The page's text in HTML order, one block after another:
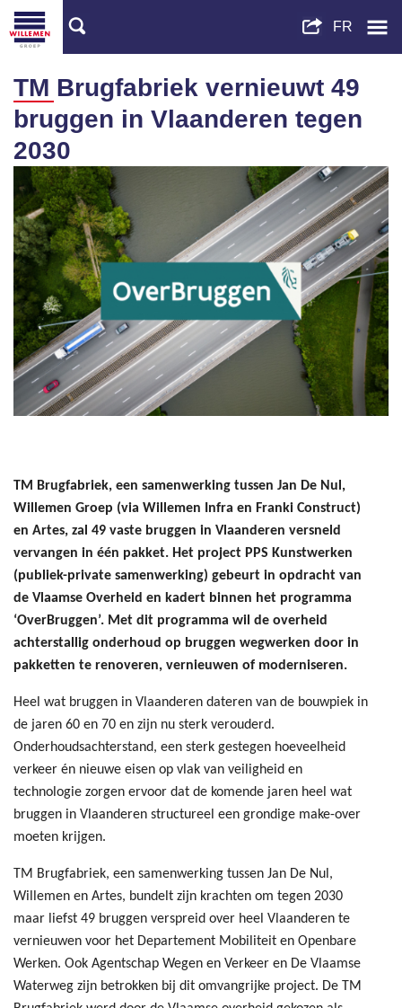
TM Brugfabriek vernieuwt 49
bruggen in Vlaanderen tegen
2030
TM Brugfabriek, een samenwerking tussen Jan De Nul,
Willemen Groep (via Willemen Infra en Franki Construct)
en Artes, zal 49 vaste bruggen in Vlaanderen versneld
vervangen in één pakket. Het project PPS Kunstwerken
(publiek-private samenwerking) gebeurt in opdracht van
de Vlaamse Overheid en kadert binnen het programma
‘OverBruggen’. Met dit programma wil de overheid
achterstallig onderhoud op bruggen wegwerken door in
pakketten te renoveren, vernieuwen of moderniseren.
Heel wat bruggen in Vlaanderen dateren van de bouwpiek in
de jaren 60 en 70 en zijn nu sterk verouderd.
Onderhoudsachterstand, een sterk gestegen hoeveelheid
verkeer én nieuwe eisen op vlak van veiligheid en
technologie zorgen ervoor dat de komende jaren heel wat
bruggen in Vlaanderen structureel een grondige make-over
moeten krijgen.
TM Brugfabriek, een samenwerking tussen Jan De Nul,
Willemen en Artes, bundelt zijn krachten om tegen 2030
maar liefst 49 bruggen verspreid over heel Vlaanderen te
vernieuwen voor het Departement Mobiliteit en Openbare
Werken. Ook Agentschap Wegen en Verkeer en De Vlaamse
Waterweg zijn betrokken bij dit omvangrijke project. De TM